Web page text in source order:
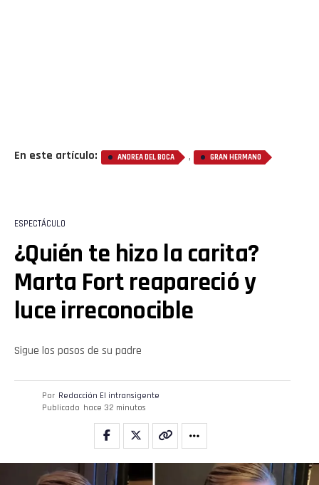
En este artículo: ANDREA DEL BOCA , GRAN HERMANO
ESPECTÁCULO
¿Quién te hizo la carita?
Marta Fort reapareció y
luce irreconocible
Sigue los pasos de su padre
Por Redacción El intransigente
Publicado hace 32 minutos